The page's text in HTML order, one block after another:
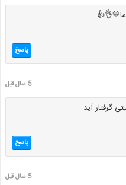
پاسخ
5 سال قبل
گرفتار آید
پاسخ
5 سال قبل